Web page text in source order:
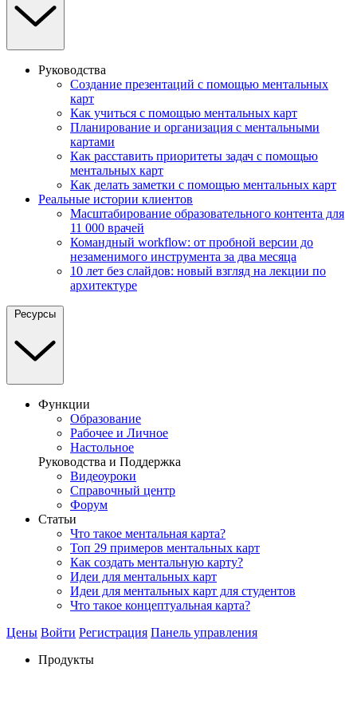
Руководства
Создание презентаций с помощью ментальных
карт
Как учиться с помощью ментальных карт
Планирование и организация с ментальными
картами
Как расставить приоритеты задач с помощью
ментальных карт
Как делать заметки с помощью ментальных карт
Реальные истории клиентов
Масштабирование образовательного контента для
11 000 врачей
Командный workflow: от пробной версии до
незаменимого инструмента за два месяца
10 лет без слайдов: новый взгляд на лекции по
архитектуре
Ресурсы
Функции
Образование
Рабочее и Личное
Настольное
Руководства и Поддержка
Видеоуроки
Справочный центр
Форум
Статьи
Что такое ментальная карта?
Топ 29 примеров ментальных карт
Как создать ментальную карту?
Идеи для ментальных карт
Идеи для ментальных карт для студентов
Что такое концептуальная карта?
Цены Войти Регистрация Панель управления
Продукты